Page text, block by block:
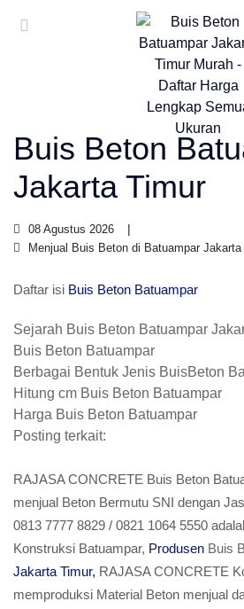
Buis Beton
Jakarta Timur
08 Agustus 2026
Menjual Buis Beton di Batuampar
Daftar isi Buis Beton Batuampar
Sejarah Buis Beton Batuampar
Buis Beton Batuampar
Berbagai Bentuk Jenis BuisBeton
Hitung cm Buis Beton Batuampar
Harga Buis Beton Batuampar
Posting terkait:
RAJASA CONCRETE Buis Beton
menjual Beton Bermutu SNI dengan
0813 7777 8829 / 0821 1064 5550
Konstruksi Batuampar, Produsen Buis
Jakarta Timur, RAJASA CONCRETE
memproduksi Material Beton menjual